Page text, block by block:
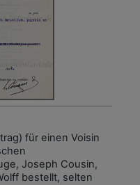
für einen Voisin
Joseph Cousin,
bestellt, selten